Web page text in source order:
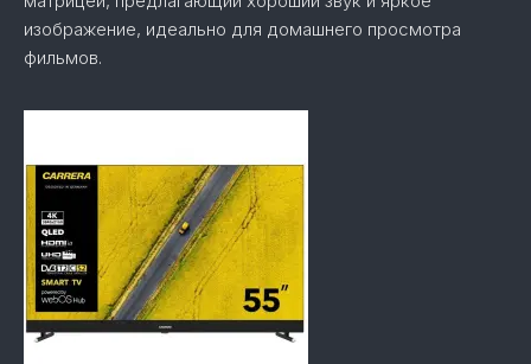
изображение, идеально для домашнего просмотра
фильмов.